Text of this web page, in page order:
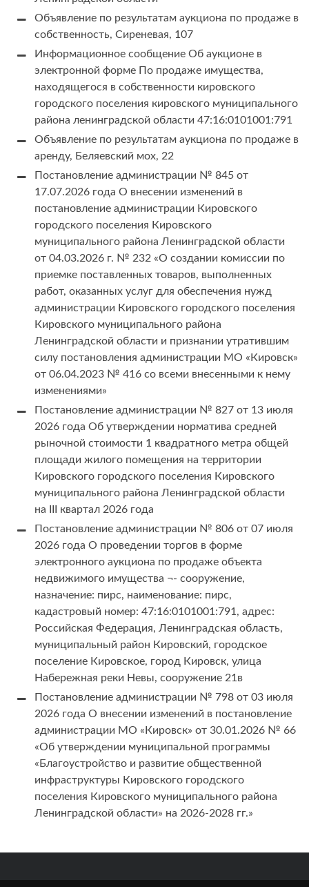
Объявление по результатам аукциона по продаже в
собственность, Сиреневая, 107
Информационное сообщение Об аукционе в
электронной форме По продаже имущества,
находящегося в собственности кировского
городского поселения кировского муниципального
района ленинградской области 47:16:0101001:791
Объявление по результатам аукциона по продаже в
аренду, Беляевский мох, 22
Постановление администрации № 845 от
17.07.2026 года О внесении изменений в
постановление администрации Кировского
городского поселения Кировского
муниципального района Ленинградской области
от 04.03.2026 г. № 232 «О создании комиссии по
приемке поставленных товаров, выполненных
работ, оказанных услуг для обеспечения нужд
администрации Кировского городского поселения
Кировского муниципального района
Ленинградской области и признании утратившим
силу постановления администрации МО «Кировск»
от 06.04.2023 № 416 со всеми внесенными к нему
изменениями»
Постановление администрации № 827 от 13 июля
2026 года Об утверждении норматива средней
рыночной стоимости 1 квадратного метра общей
площади жилого помещения на территории
Кировского городского поселения Кировского
муниципального района Ленинградской области
на III квартал 2026 года
Постановление администрации № 806 от 07 июля
2026 года О проведении торгов в форме
электронного аукциона по продаже объекта
недвижимого имущества ¬- сооружение,
назначение: пирс, наименование: пирс,
кадастровый номер: 47:16:0101001:791, адрес:
Российская Федерация, Ленинградская область,
муниципальный район Кировский, городское
поселение Кировское, город Кировск, улица
Набережная реки Невы, сооружение 21в
Постановление администрации № 798 от 03 июля
2026 года О внесении изменений в постановление
администрации МО «Кировск» от 30.01.2026 № 66
«Об утверждении муниципальной программы
«Благоустройство и развитие общественной
инфраструктуры Кировского городского
поселения Кировского муниципального района
Ленинградской области» на 2026-2028 гг.»